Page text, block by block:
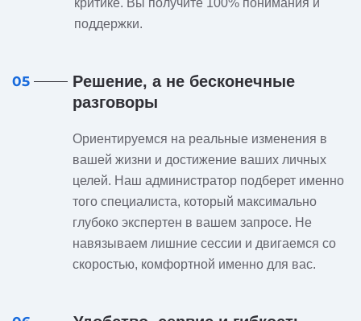
критике. Вы получите 100% понимания и
поддержки.
05
Решение, а не бесконечные
разговоры
Ориентируемся на реальные изменения в
вашей жизни и достижение ваших личных
целей. Наш администратор подберет именно
того специалиста, который максимально
глубоко экспертен в вашем запросе. Не
навязываем лишние сессии и двигаемся со
скоростью, комфортной именно для вас.